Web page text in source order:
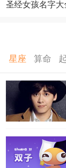
【杨星辉】
就。
有哪些的内容
圣经女孩名字大
星座 算命